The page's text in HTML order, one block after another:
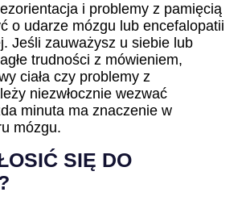
i problemy z pamięcią
o udarze mózgu lub encefalopatii
Jeśli zauważysz u siebie lub
trudności z mówieniem,
ciała czy problemy z
niezwłocznie wezwać
minuta ma znaczenie w
mózgu.
SIĘ DO